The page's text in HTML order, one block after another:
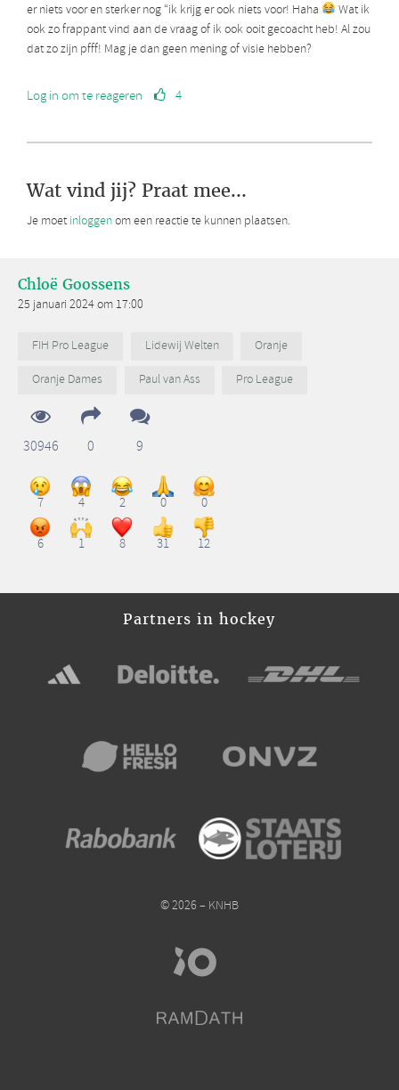
er niets voor en sterker nog “ik krijg er ook niets voor! Haha
Wat ik
ook zo frappant vind aan de vraag of ik ook ooit gecoacht heb! Al zou
dat zo zijn pfff! Mag je dan geen mening of visie hebben?
Log in om te reageren 4
Wat vind jij? Praat mee...
Je moet inloggenom een reactie te kunnen plaatsen.
Chloë Goossens
25 januari 2024 om 17:00
FIH Pro League Lidewij Welten
Oranje
Oranje Dames
Paul van Ass Pro League
30946 0 9
7 4 2 0 0
6 1 8 31 12
Partners in hockey
© 2026 – KNHB